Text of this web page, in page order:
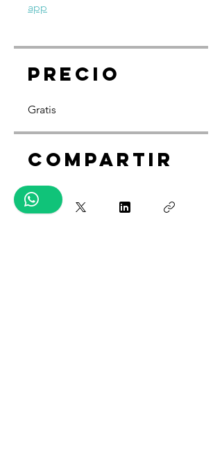
app
Precio
Gratis
Compartir